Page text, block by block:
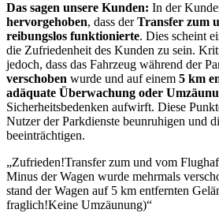
Das sagen unsere Kunden: In der
hervorgehoben, dass derTransfer zum
reibungslos funktionierte. Dies scheint
die Zufriedenheit des Kunden zu sein.
jedoch, dass das Fahrzeug während der
verschoben wurde und auf einem 5 km
adäquate Überwachung oder
Sicherheitsbedenken aufwirft. Diese
Nutzer der Parkdienste beunruhigen und
beeinträchtigen.
Zufrieden!Transfer zum und vom
Minus der Wagen wurde mehrmals
stand der Wagen auf 5 km entfernten
fraglich!Keine Umzäunung)